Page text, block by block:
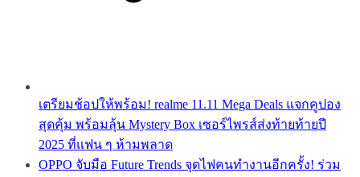
เตรียมช้อปให้พร้อม! realme 11.11 Mega Deals แจกคูปอง
สุดคุ้ม พร้อมลุ้น Mystery Box เซอร์ไพรส์ส่งท้ายท้ายปี
2025 ที่แฟน ๆ ห้ามพลาด
OPPO จับมือ Future Trends จุดไฟคนทำงานอีกครั้ง! ร่วม